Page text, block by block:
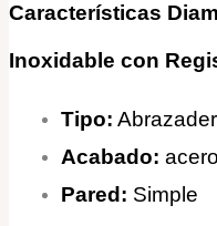
Características
Inoxidable con
Tipo:
Acabado:
Pared: Simple